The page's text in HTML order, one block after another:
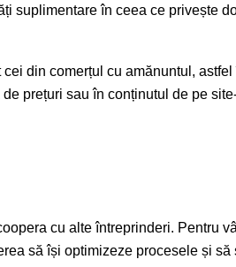
suplimentare în ceea ce privește
din comerțul cu amănuntul,
prețuri sau în conținutul de pe
cu alte întreprinderi. Pentru
să își optimizeze procesele și să